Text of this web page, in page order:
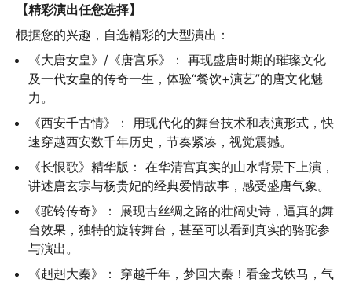
【精彩演出任您选择】
根据您的兴趣，自选精彩的大型演出：
《大唐女皇》/《唐宫乐》： 再现盛唐时期的璀璨文化
及一代女皇的传奇一生，体验“餐饮+演艺”的唐文化魅
力。
《西安千古情》： 用现代化的舞台技术和表演形式，快
速穿越西安数千年历史，节奏紧凑，视觉震撼。
《长恨歌》精华版： 在华清宫真实的山水背景下上演，
讲述唐玄宗与杨贵妃的经典爱情故事，感受盛唐气象。
《驼铃传奇》： 展现古丝绸之路的壮阔史诗，逼真的舞
台效果，独特的旋转舞台，甚至可以看到真实的骆驼参
与演出。
《赳赳大秦》： 穿越千年，梦回大秦！看金戈铁马，气